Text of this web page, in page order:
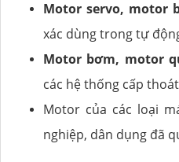
Motor servo, motor
xác dùng trong tự
Motor bơm, motor
các hệ thống cấp
Motor của các loại
nghiệp, dân dụng đã